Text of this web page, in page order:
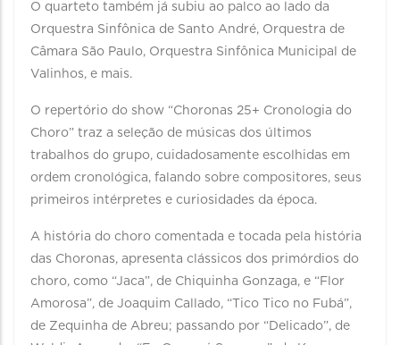
O quarteto também já subiu ao palco ao lado da
Orquestra Sinfônica de Santo André, Orquestra de
Câmara São Paulo, Orquestra Sinfônica Municipal de
Valinhos, e mais.
O repertório do show “Choronas 25+ Cronologia do
Choro” traz a seleção de músicas dos últimos
trabalhos do grupo, cuidadosamente escolhidas em
ordem cronológica, falando sobre compositores, seus
primeiros intérpretes e curiosidades da época.
A história do choro comentada e tocada pela história
das Choronas, apresenta clássicos dos primórdios do
choro, como “Jaca”, de Chiquinha Gonzaga, e “Flor
Amorosa”, de Joaquim Callado, “Tico Tico no Fubá”,
de Zequinha de Abreu; passando por “Delicado”, de